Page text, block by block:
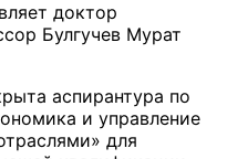
доктор
Булгучев Мурат
аспирантура по
и управление
для